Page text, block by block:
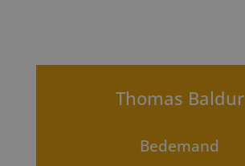
Thomas Baldur
Bedemand